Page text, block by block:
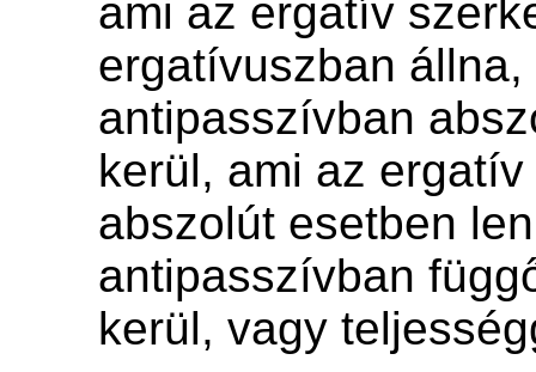
ami az ergatív
ergatívuszban állna,
antipasszívban
kerül, ami az
abszolút esetben
antipasszívban
kerül, vagy